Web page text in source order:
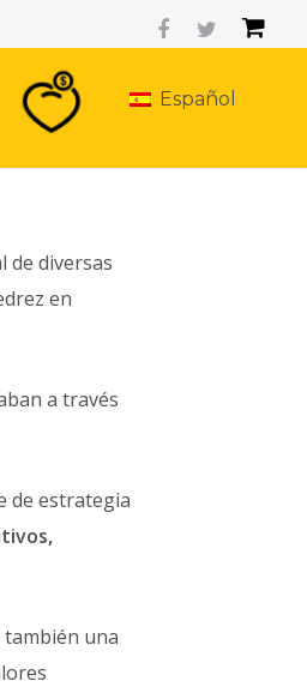
Español
de diversas
en
a través
de estrategia
también una